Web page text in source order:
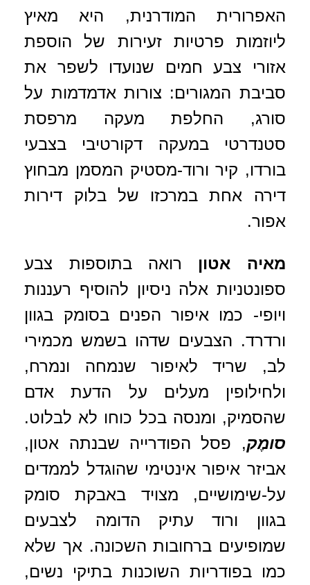
האפרורית המודרנית, היא מאיץ
ליוזמות פרטיות זעירות של הוספת
אזורי צבע חמים שנועדו לשפר את
סביבת המגורים: צורות אדמדמות על
סורג, החלפת מעקה מרפסת
סטנדרטי במעקה דקורטיבי בצבעי
בורדו, קיר ורוד-מסטיק המסמן מבחוץ
דירה אחת במרכזו של בלוק דירות
אפור.
מאיה אטון רואה בתוספות צבע
ספונטניות אלה ניסיון להוסיף רעננות
ויופי- כמו איפור הפנים בסומק בגוון
ורדרד. הצבעים שדהו בשמש מכמירי
לב, שריד לאיפור שנמחה ונמרח,
ולחילופין מעלים על הדעת אדם
שהסמיק, ומנסה בכל כוחו לא לבלוט.
סומֶק, פסל הפודרייה שבנתה אטון,
אביזר איפור אינטימי שהוגדל לממדים
על-שימושיים, מצויד באבקת סומק
בגוון ורוד עתיק הדומה לצבעים
שמופיעים ברחובות השכונה. אך שלא
כמו בפודריות השוכנות בתיקי נשים,